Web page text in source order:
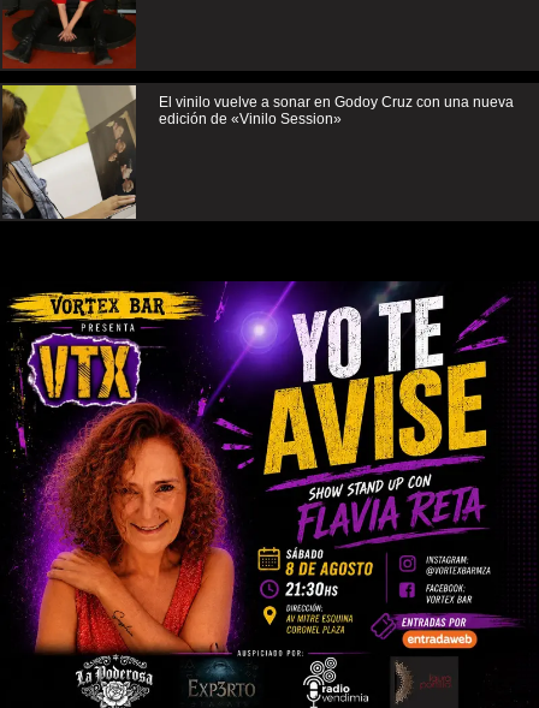
El vinilo vuelve a sonar en Godoy Cruz con una nueva
edición de «Vinilo Session»